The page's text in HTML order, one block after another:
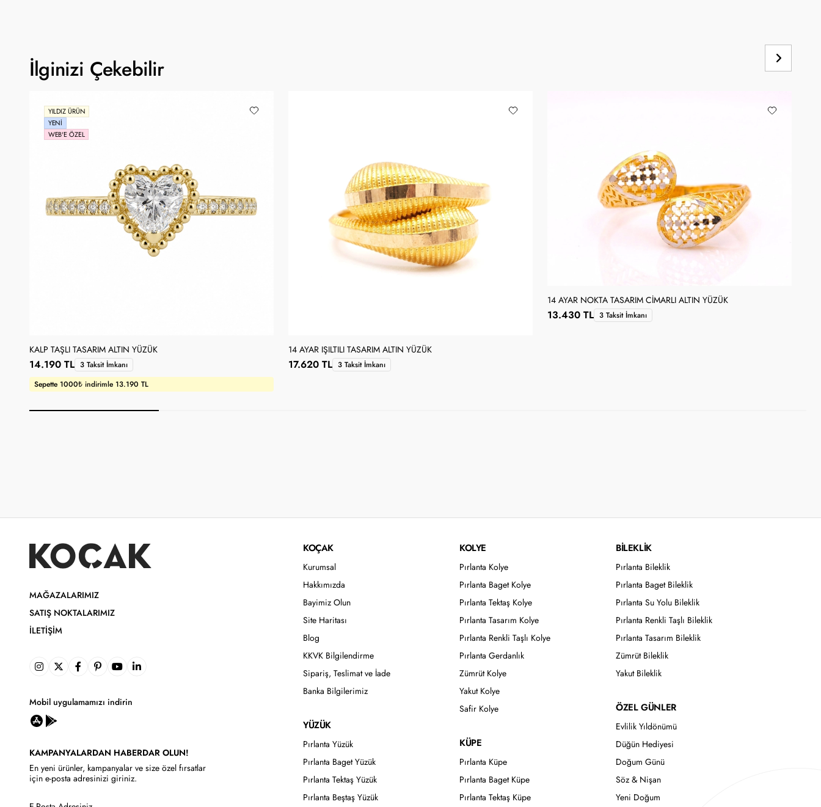
İlginizi Çekebilir
YILDIZ ÜRÜN
YENI
WEB'E ÖZEL
KALP TAŞLI TASARIM ALTIN YÜZÜK
Sepette 1000₺ indirimle 13.190 TL
14.190 TL 3 Taksit İmkanı
14 AYAR IŞILTILI TASARIM ALTIN YÜZÜK
17.620 TL 3 Taksit İmkanı
14 AYAR NOKTA TASARIM CIMARLI ALTIN YÜZÜK
13.430 TL 3 Taksit İmkanı
MAĞAZALARIMIZ
SATIŞ NOKTALARIMIZ
İLETIŞIM
Mobil uygulamamızı indirin
KAMPANYALARDAN HABERDAR OLUN!
En yeni ürünler, kampanyalar ve size özel fırsatlar
için e-posta adresinizi giriniz.
KOÇAK
Kurumsal
Hakkımızda
Bayimiz Olun
Site Haritası
Blog
KKVK Bilgilendirme
Sipariş, Teslimat ve İade
Banka Bilgilerimiz
YÜZÜK
Pırlanta Yüzük
Pırlanta Baget Yüzük
Pırlanta Tektaş Yüzük
Pırlanta Beştaş Yüzük
KOLYE
Pırlanta Kolye
Pırlanta Baget Kolye
Pırlanta Tektaş Kolye
Pırlanta Tasarım Kolye
Pırlanta Renkli Taşlı Kolye
Pırlanta Gerdanlık
Zümrüt Kolye
Yakut Kolye
Safir Kolye
KÜPE
Pırlanta Küpe
Pırlanta Baget Küpe
Pırlanta Tektaş Küpe
BİLEKLİK
Pırlanta Bileklik
Pırlanta Baget Bileklik
Pırlanta Su Yolu Bileklik
Pırlanta Renkli Taşlı Bileklik
Pırlanta Tasarım Bileklik
Zümrüt Bileklik
Yakut Bileklik
ÖZEL GÜNLER
Evlilik Yıldönümü
Düğün Hediyesi
Doğum Günü
Söz & Nişan
Yeni Doğum